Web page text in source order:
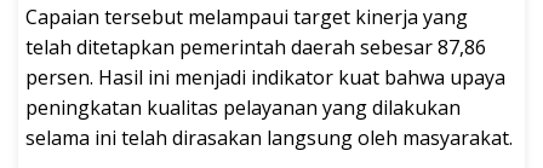
Capaian tersebut melampaui target kinerja yang
telah ditetapkan pemerintah daerah sebesar 87,86
persen. Hasil ini menjadi indikator kuat bahwa upaya
peningkatan kualitas pelayanan yang dilakukan
selama ini telah dirasakan langsung oleh masyarakat.